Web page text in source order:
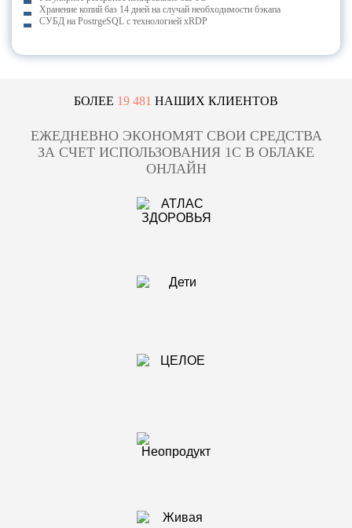
Хранение копий баз 14 дней на случай необходимости бэкапа
СУБД на PostrgeSQL с технологией xRDP
БОЛЕЕ 19 481 НАШИХ КЛИЕНТОВ
ЕЖЕДНЕВНО ЭКОНОМЯТ СВОИ СРЕДСТВА
ЗА СЧЕТ ИСПОЛЬЗОВАНИЯ 1С В ОБЛАКЕ
ОНЛАЙН